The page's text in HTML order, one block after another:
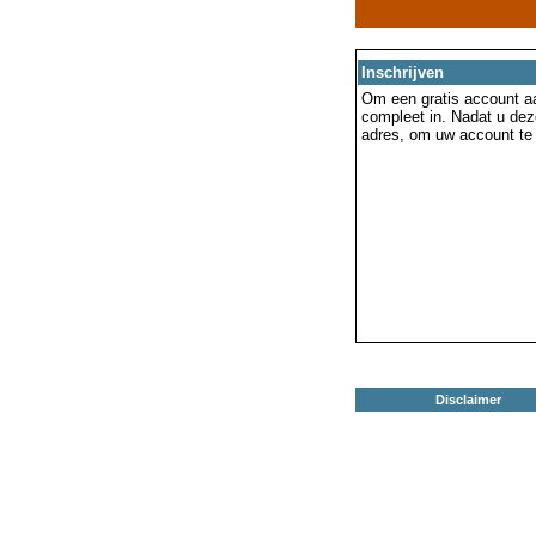
Inschrijven
Om een gratis account
compleet in. Nadat u
adres, om uw account
Disclaimer